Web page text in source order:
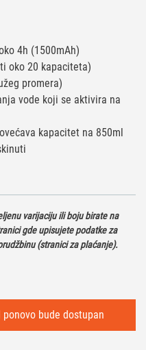
4h (1500mAh)
oko 20 kapaciteta)
promera)
vode koji se aktivira na
kapacitet na 850ml
varijaciju ili boju birate na
gde upisujete podatke za
(stranici za plaćanje).